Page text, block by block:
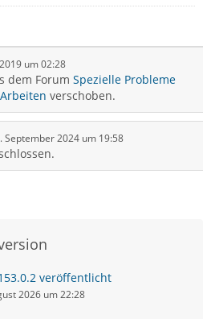
um 02:28
dem Forum Spezielle Probleme
verschoben.
September 2024 um 19:58
veröffentlicht
2026 um 22:28